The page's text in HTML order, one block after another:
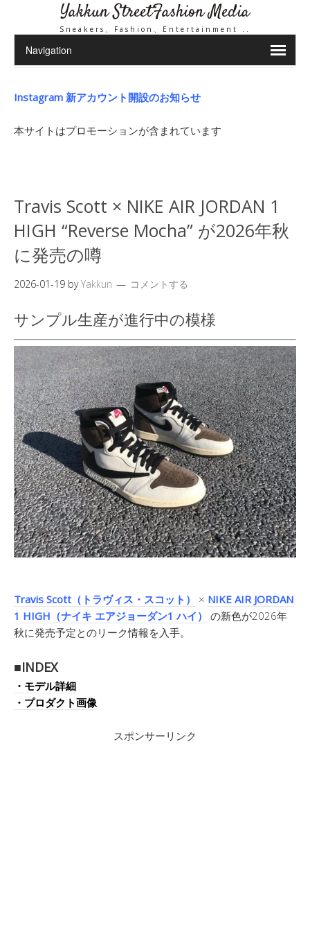
Yakkun StreetFashion Media
Sneakers、Fashion、Entertainment ..
Instagram 新アカウント開設のお知らせ
本サイトはプロモーションが含まれています
Travis Scott × NIKE AIR JORDAN 1
HIGH “Reverse Mocha” が2026年秋
に発売の噂
2026-01-19 byYakkun コメントする
サンプル生産が進行中の模様
Travis Scott（トラヴィス・スコット） × NIKE AIR JORDAN
1 HIGH（ナイキ エアジョーダン1 ハイ）
の新色が2026年
秋に発売予定とのリーク情報を入手。
■INDEX
・モデル詳細
・プロダクト画像
スポンサーリンク